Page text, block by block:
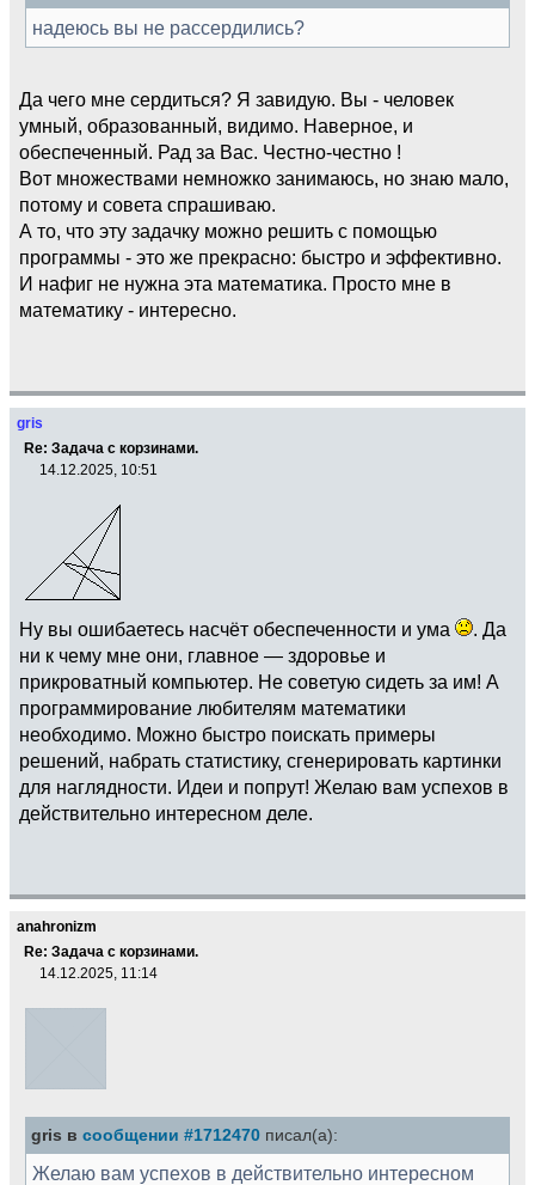
надеюсь вы не рассердились?
Да чего мне сердиться? Я завидую. Вы - человек
умный, образованный, видимо. Наверное, и
обеспеченный. Рад за Вас. Честно-честно !
Вот множествами немножко занимаюсь, но знаю мало,
потому и совета спрашиваю.
А то, что эту задачку можно решить с помощью
программы - это же прекрасно: быстро и эффективно.
И нафиг не нужна эта математика. Просто мне в
математику - интересно.
gris
Re: Задача с корзинами.
14.12.2025, 10:51
Ну вы ошибаетесь насчёт обеспеченности и ума
. Да
ни к чему мне они, главное — здоровье и
прикроватный компьютер. Не советую сидеть за им! А
программирование любителям математики
необходимо. Можно быстро поискать примеры
решений, набрать статистику, сгенерировать картинки
для наглядности. Идеи и попрут! Желаю вам успехов в
действительно интересном деле.
anahronizm
Re: Задача с корзинами.
14.12.2025, 11:14
gris в сообщении #1712470 писал(а):
Желаю вам успехов в действительно интересном